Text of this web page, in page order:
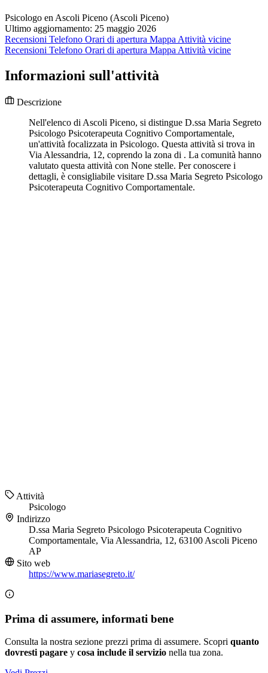
Psicologo en Ascoli Piceno (Ascoli Piceno)
Ultimo aggiornamento: 25 maggio 2026
Recensioni Telefono Orari di apertura Mappa Attività vicine
Recensioni Telefono Orari di apertura Mappa Attività vicine
Informazioni sull'attività
Descrizione
Nell'elenco di Ascoli Piceno, si distingue D.ssa Maria Segreto
Psicologo Psicoterapeuta Cognitivo Comportamentale,
un'attività focalizzata in Psicologo. Questa attività si trova in
Via Alessandria, 12, coprendo la zona di . La comunità hanno
valutato questa attività con None stelle. Per conoscere i
dettagli, è consigliabile visitare D.ssa Maria Segreto Psicologo
Psicoterapeuta Cognitivo Comportamentale.
Attività
Psicologo
Indirizzo
D.ssa Maria Segreto Psicologo Psicoterapeuta Cognitivo
Comportamentale, Via Alessandria, 12, 63100 Ascoli Piceno
AP
Sito web
https://www.mariasegreto.it/
Prima di assumere, informati bene
Consulta la nostra sezione prezzi prima di assumere. Scopri quanto
dovresti pagare y cosa include il servizio nella tua zona.